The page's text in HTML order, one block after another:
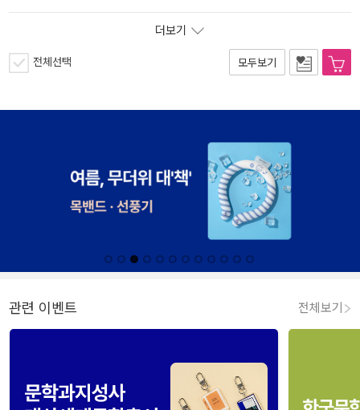
더보기
전체선택 모두보기
관련 이벤트 전체보기